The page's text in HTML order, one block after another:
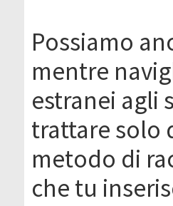
Possiamo
mentre
estranei agli
trattare solo
metodo di
che tu